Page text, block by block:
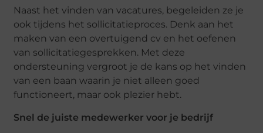
Naast het vinden van vacatures, begeleiden ze je
ook tijdens het sollicitatieproces. Denk aan het
maken van een overtuigend cv en het oefenen
van sollicitatiegesprekken. Met deze
ondersteuning vergroot je de kans op het vinden
van een baan waarin je niet alleen goed
functioneert, maar ook plezier hebt.
Snel de juiste medewerker voor je bedrijf